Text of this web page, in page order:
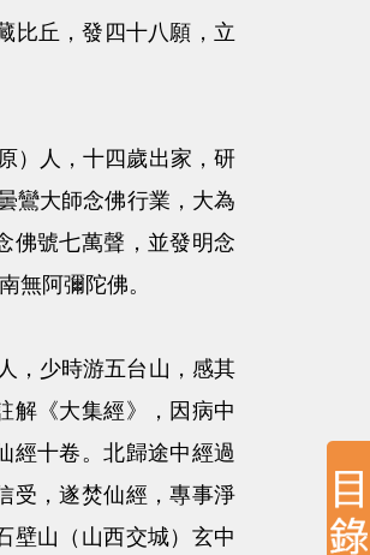
比丘，發四十八願，立
）人，十四歲出家，研
鸞大師念佛行業，大為
佛號七萬聲，並發明念
無阿彌陀佛。
，少時游五台山，感其
解《大集經》，因病中
經十卷。北歸途中經過
受，遂焚仙經，專事淨
壁山（山西交城）玄中